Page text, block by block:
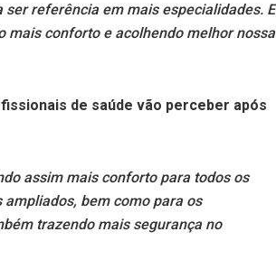
referência em mais especialidades. E
mais conforto e acolhendo melhor nossa
de saúde vão perceber após
assim mais conforto para todos os
bem como para os
trazendo mais segurança no